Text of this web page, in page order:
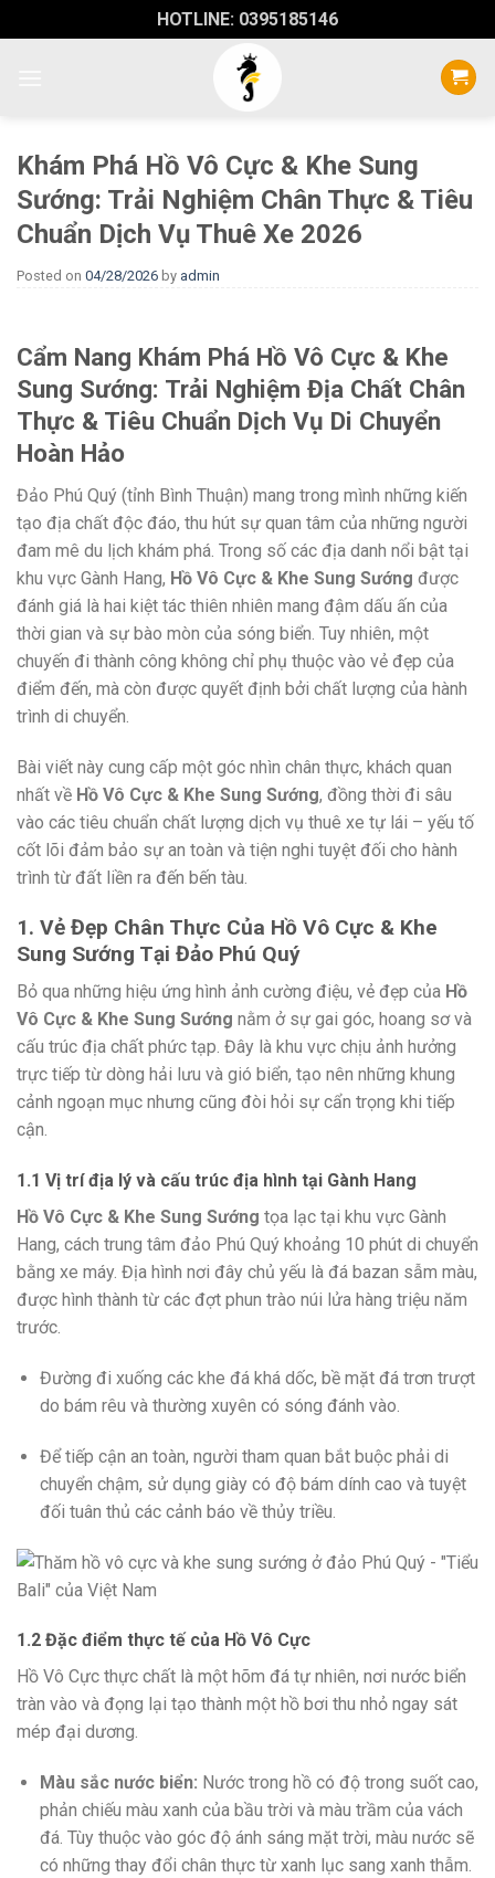
to
HOTLINE: 0395185146
Khám Phá Hồ Vô Cực & Khe Sung
Sướng: Trải Nghiệm Chân Thực & Tiêu
Chuẩn Dịch Vụ Thuê Xe 2026
Posted on 04/28/2026 by admin
Cẩm Nang Khám Phá Hồ Vô Cực & Khe
Sung Sướng: Trải Nghiệm Địa Chất Chân
Thực & Tiêu Chuẩn Dịch Vụ Di Chuyển
Hoàn Hảo
Đảo Phú Quý (tỉnh Bình Thuận) mang trong mình những kiến
tạo địa chất độc đáo, thu hút sự quan tâm của những người
đam mê du lịch khám phá. Trong số các địa danh nổi bật tại
khu vực Gành Hang, Hồ Vô Cực & Khe Sung Sướng được
đánh giá là hai kiệt tác thiên nhiên mang đậm dấu ấn của
thời gian và sự bào mòn của sóng biển. Tuy nhiên, một
chuyến đi thành công không chỉ phụ thuộc vào vẻ đẹp của
điểm đến, mà còn được quyết định bởi chất lượng của hành
trình di chuyển.
Bài viết này cung cấp một góc nhìn chân thực, khách quan
nhất về Hồ Vô Cực & Khe Sung Sướng, đồng thời đi sâu
vào các tiêu chuẩn chất lượng dịch vụ thuê xe tự lái – yếu tố
cốt lõi đảm bảo sự an toàn và tiện nghi tuyệt đối cho hành
trình từ đất liền ra đến bến tàu.
1. Vẻ Đẹp Chân Thực Của Hồ Vô Cực & Khe
Sung Sướng Tại Đảo Phú Quý
Bỏ qua những hiệu ứng hình ảnh cường điệu, vẻ đẹp của Hồ
Vô Cực & Khe Sung Sướng nằm ở sự gai góc, hoang sơ và
cấu trúc địa chất phức tạp. Đây là khu vực chịu ảnh hưởng
trực tiếp từ dòng hải lưu và gió biển, tạo nên những khung
cảnh ngoạn mục nhưng cũng đòi hỏi sự cẩn trọng khi tiếp
cận.
1.1 Vị trí địa lý và cấu trúc địa hình tại Gành Hang
Hồ Vô Cực & Khe Sung Sướng tọa lạc tại khu vực Gành
Hang, cách trung tâm đảo Phú Quý khoảng 10 phút di chuyển
bằng xe máy. Địa hình nơi đây chủ yếu là đá bazan sẫm màu,
được hình thành từ các đợt phun trào núi lửa hàng triệu năm
trước.
Đường đi xuống các khe đá khá dốc, bề mặt đá trơn trượt
do bám rêu và thường xuyên có sóng đánh vào.
Để tiếp cận an toàn, người tham quan bắt buộc phải di
chuyển chậm, sử dụng giày có độ bám dính cao và tuyệt
đối tuân thủ các cảnh báo về thủy triều.
1.2 Đặc điểm thực tế của Hồ Vô Cực
Hồ Vô Cực thực chất là một hõm đá tự nhiên, nơi nước biển
tràn vào và đọng lại tạo thành một hồ bơi thu nhỏ ngay sát
mép đại dương.
Màu sắc nước biển: Nước trong hồ có độ trong suốt cao,
phản chiếu màu xanh của bầu trời và màu trầm của vách
đá. Tùy thuộc vào góc độ ánh sáng mặt trời, màu nước sẽ
có những thay đổi chân thực từ xanh lục sang xanh thẫm.